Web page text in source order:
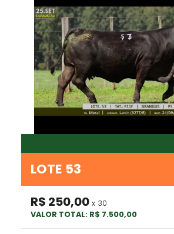
LOTE 53
R$ 250,00 x 30
VALOR TOTAL: R$ 7.500,00